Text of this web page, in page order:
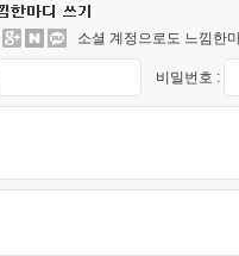
소셜 계정으로도 느낌한
비밀번호 :